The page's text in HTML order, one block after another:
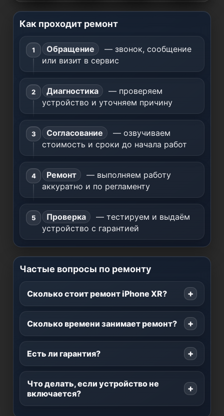
Как проходит ремонт
Обращение
— звонок, сообщение
или визит в сервис
Диагностика
— проверяем
устройство и уточняем причину
Согласование
— озвучиваем
стоимость и сроки до начала работ
Ремонт
— выполняем работу
аккуратно и по регламенту
Проверка
— тестируем и выдаём
устройство с гарантией
Частые вопросы по ремонту
Сколько стоит ремонт iPhone XR?
Сколько времени занимает ремонт?
Есть ли гарантия?
Что делать, если устройство не
включается?